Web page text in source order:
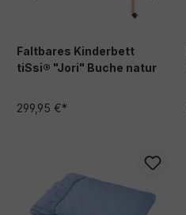
Faltbares Kinderbett
tiSsi® "Jori" Buche natur
299,95 €*